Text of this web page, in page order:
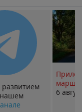
развитием
6